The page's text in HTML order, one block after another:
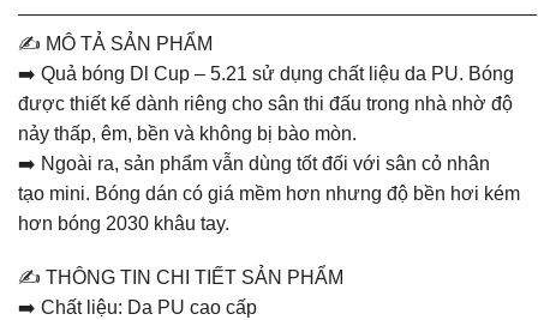
✍️ MÔ TẢ SẢN PHẨM
➡️ Quả bóng Dl Cup – 5.21 sử dụng chất liệu da PU. Bóng
được thiết kế dành riêng cho sân thi đấu trong nhà nhờ độ
nảy thấp, êm, bền và không bị bào mòn.
➡️ Ngoài ra, sản phẩm vẫn dùng tốt đối với sân cỏ nhân
tạo mini. Bóng dán có giá mềm hơn nhưng độ bền hơi kém
hơn bóng 2030 khâu tay.
✍️ THÔNG TIN CHI TIẾT SẢN PHẨM
➡️ Chất liệu: Da PU cao cấp